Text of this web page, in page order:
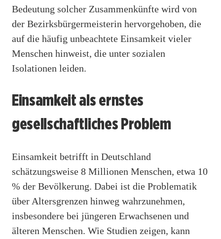
Bedeutung solcher Zusammenkünfte wird von
der Bezirksbürgermeisterin hervorgehoben, die
auf die häufig unbeachtete Einsamkeit vieler
Menschen hinweist, die unter sozialen
Isolationen leiden.
Einsamkeit als ernstes
gesellschaftliches Problem
Einsamkeit betrifft in Deutschland
schätzungsweise 8 Millionen Menschen, etwa 10
% der Bevölkerung. Dabei ist die Problematik
über Altersgrenzen hinweg wahrzunehmen,
insbesondere bei jüngeren Erwachsenen und
älteren Menschen. Wie Studien zeigen, kann